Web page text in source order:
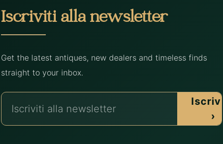
Iscriviti alla newsletter
Get the latest antiques, new dealers and timeless finds
straight to your inbox.
›